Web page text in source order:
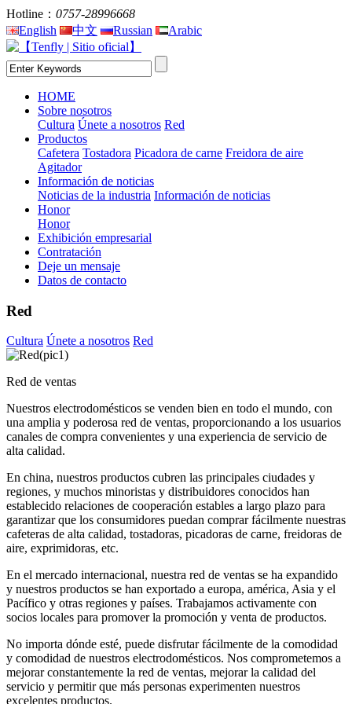
Hotline： 0757-28996668
English
中文 Russian Arabic
HOME
Sobre nosotros
Cultura Únete a nosotros Red
Productos
Cafetera Tostadora Picadora de carne Freidora de aire
Agitador
Información de noticias
Noticias de la industria Información de noticias
Honor
Honor
Exhibición empresarial
Contratación
Deje un mensaje
Datos de contacto
Red
Cultura Únete a nosotros Red
Red de ventas
Nuestros electrodomésticos se venden bien en todo el mundo, con
una amplia y poderosa red de ventas, proporcionando a los usuarios
canales de compra convenientes y una experiencia de servicio de
alta calidad.
En china, nuestros productos cubren las principales ciudades y
regiones, y muchos minoristas y distribuidores conocidos han
establecido relaciones de cooperación estables a largo plazo para
garantizar que los consumidores puedan comprar fácilmente nuestras
cafeteras de alta calidad, tostadoras, picadoras de carne, freidoras de
aire, exprimidoras, etc.
En el mercado internacional, nuestra red de ventas se ha expandido
y nuestros productos se han exportado a europa, américa, Asia y el
Pacífico y otras regiones y países. Trabajamos activamente con
socios locales para promover la promoción y venta de productos.
No importa dónde esté, puede disfrutar fácilmente de la comodidad
y comodidad de nuestros electrodomésticos. Nos comprometemos a
mejorar constantemente la red de ventas, mejorar la calidad del
servicio y permitir que más personas experimenten nuestros
excelentes productos.